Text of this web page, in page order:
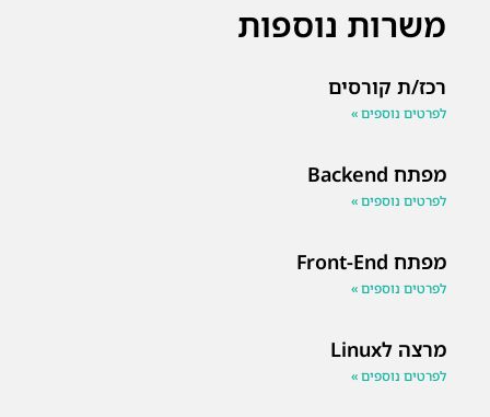
משרות נוספות
רכז/ת קורסים
לפרטים נוספים »
מפתח Backend
לפרטים נוספים »
מפתח Front-End
לפרטים נוספים »
מרצה לLinux
לפרטים נוספים »